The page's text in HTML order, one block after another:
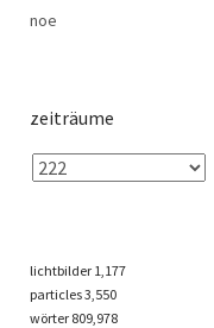
noe
zeiträume
lichtbilder 1,177
particles3,550
wörter 809,978